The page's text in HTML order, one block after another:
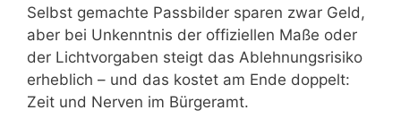
Selbst gemachte Passbilder sparen zwar Geld,
aber bei Unkenntnis der offiziellen Maße oder
der Lichtvorgaben steigt das Ablehnungsrisiko
erheblich – und das kostet am Ende doppelt:
Zeit und Nerven im Bürgeramt.